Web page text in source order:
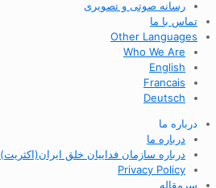
رسانه صوتی و تصویری
تماس با ما
Other Languages
Who We Are
English
Francais
Deutsch
درباره ما
درباره ما
درباره سازمان فداییان خلق ایران(اکثریت)
Privacy Policy
سرمقاله